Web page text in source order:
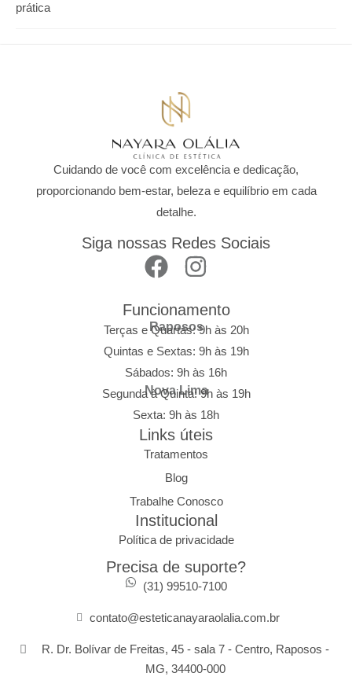
prática
Cuidando de você com excelência e dedicação,
proporcionando bem-estar, beleza e equilíbrio em cada
detalhe.
Siga nossas Redes Sociais
Funcionamento
Raposos
Terças e Quartas: 9h às 20h
Quintas e Sextas: 9h às 19h
Sábados: 9h às 16h
Nova Lima
Segunda à Quinta: 9h às 19h
Sexta: 9h às 18h
Links úteis
Tratamentos
Blog
Trabalhe Conosco
Institucional
Política de privacidade
Precisa de suporte?
(31) 99510‑7100​
contato@esteticanayaraolalia.com.br
R. Dr. Bolívar de Freitas, 45 - sala 7 - Centro, Raposos -
MG, 34400-000